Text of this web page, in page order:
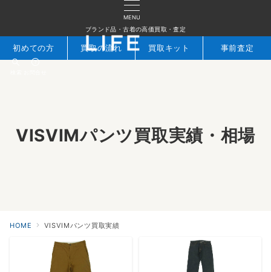
MENU
ブランド品・古着の高価買取・査定
初めての方 買取の流れ 買取キット 事前査定
VISVIMパンツ買取実績・相場
HOME VISVIMパンツ買取実績